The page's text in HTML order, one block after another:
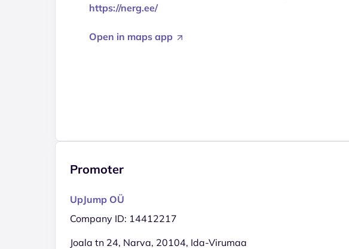
https://nerg.ee/
Open in maps app
Promoter
UpJump OÜ
Company ID: 14412217
Joala tn 24, Narva, 20104, Ida-Virumaa